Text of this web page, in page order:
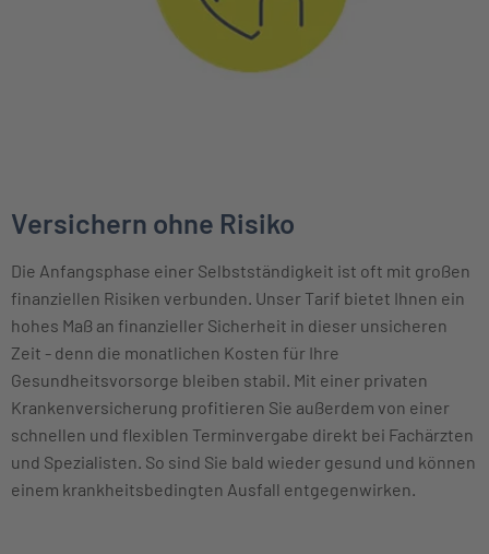
Versichern ohne Risiko
Die Anfangsphase einer Selbstständigkeit ist oft mit großen
finanziellen Risiken verbunden. Unser Tarif bietet Ihnen ein
hohes Maß an finanzieller Sicherheit in dieser unsicheren
Zeit - denn die monatlichen Kosten für Ihre
Gesundheitsvorsorge bleiben stabil. Mit einer privaten
Krankenversicherung profitieren Sie außerdem von einer
schnellen und flexiblen Terminvergabe direkt bei Fachärzten
und Spezialisten. So sind Sie bald wieder gesund und können
einem krankheitsbedingten Ausfall entgegenwirken.